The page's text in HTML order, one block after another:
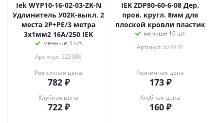
Iek WYP10-16-02-03-ZK-N
Удлинитель У02К-выкл. 2
места 2Р+РЕ/3 метра
3х1мм2 16А/250 IEK
меньше 3 шт.
Артикул: 525906
Розничная цена
782₽
Клубная цена
722₽
IEK ZDP80-60-6-08 Дер.
пров. кругл. 8мм для
плоской кровли пластик
меньше 10 шт.
Артикул: 524831
Розничная цена
173₽
Клубная цена
160₽